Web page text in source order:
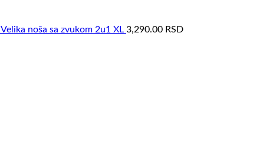
Velika noša sa zvukom 2u1 XL 3,290.00 RSD